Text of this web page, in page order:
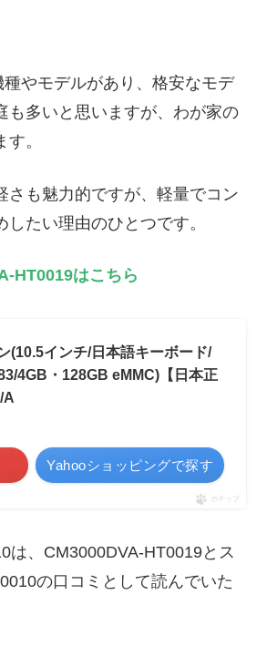
やモデルがあり、格安なモデ
も多いと思いますが、わが家の
。
さも魅力的ですが、軽量でコン
たい理由のひとつです。
HT0019はこちら
インチ/日本語キーボード/
4GB・128GB eMMC)【日本正
A
Yahooショッピングで探す
ポチップ
は、CM3000DVA-HT0019とス
の口コミとして読んでいた